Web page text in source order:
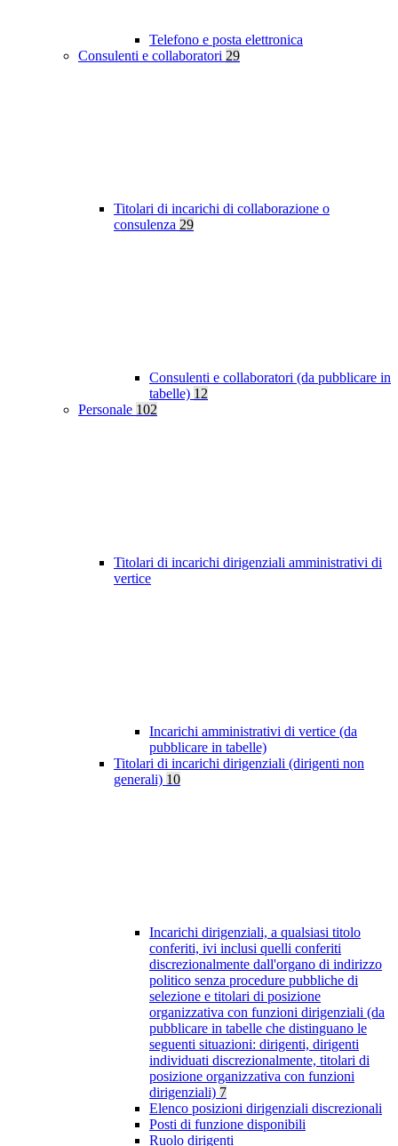
Telefono e posta elettronica
Consulenti e collaboratori 29
Titolari di incarichi di collaborazione o
consulenza 29
Consulenti e collaboratori (da pubblicare in
tabelle) 12
Personale 102
Titolari di incarichi dirigenziali amministrativi di
vertice
Incarichi amministrativi di vertice (da
pubblicare in tabelle)
Titolari di incarichi dirigenziali (dirigenti non
generali) 10
Incarichi dirigenziali, a qualsiasi titolo
conferiti, ivi inclusi quelli conferiti
discrezionalmente dall'organo di indirizzo
politico senza procedure pubbliche di
selezione e titolari di posizione
organizzativa con funzioni dirigenziali (da
pubblicare in tabelle che distinguano le
seguenti situazioni: dirigenti, dirigenti
individuati discrezionalmente, titolari di
posizione organizzativa con funzioni
dirigenziali) 7
Elenco posizioni dirigenziali discrezionali
Posti di funzione disponibili
Ruolo dirigenti